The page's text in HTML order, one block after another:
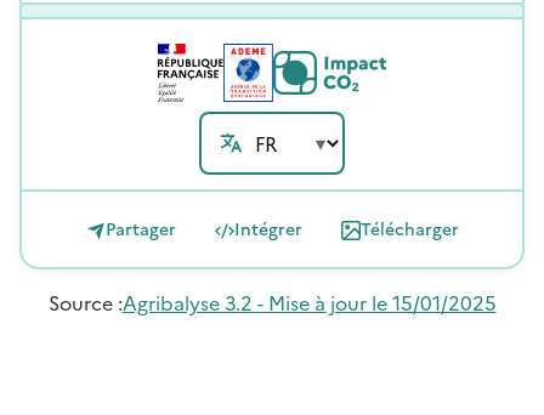
Partager Intégrer Télécharger
Source:Agribalyse 3.2 - Mise à jour le 15/01/2025